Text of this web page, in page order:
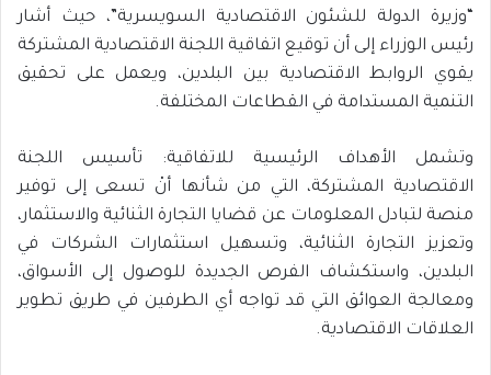
“وزيرة الدولة للشئون الاقتصادية السويسرية”، حيث أشار
رئيس الوزراء إلى أن توقيع اتفاقية اللجنة الاقتصادية المشتركة
يقوي الروابط الاقتصادية بين البلدين، ويعمل على تحقيق
التنمية المستدامة في القطاعات المختلفة.
وتشمل الأهداف الرئيسية للاتفاقية: تأسيس اللجنة
الاقتصادية المشتركة، التي من شأنها أنْ تسعى إلى توفير
منصة لتبادل المعلومات عن قضايا التجارة الثنائية والاستثمار،
وتعزيز التجارة الثنائية، وتسهيل استثمارات الشركات في
البلدين، واستكشاف الفرص الجديدة للوصول إلى الأسواق،
ومعالجة العوائق التي قد تواجه أي الطرفين في طريق تطوير
العلاقات الاقتصادية.